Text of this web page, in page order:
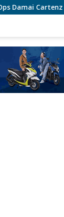
Perkuat